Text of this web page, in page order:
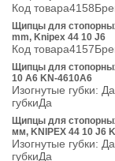
Код
Щипцы для
mm, Knipex 44 10 J6
Код
Щипцы для
10 A6 KN-4610A6
Изогнутые губки:
губкиДа
Щипцы для
мм, KNIPEX 44 10 J6
Изогнутые губки:
губкиДа